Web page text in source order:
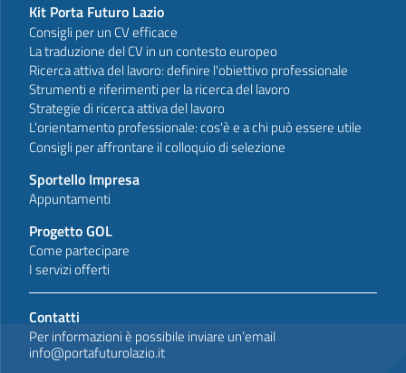
Kit Porta Futuro Lazio
Consigli per un CV efficace
La traduzione del CV in un contesto europeo
Ricerca attiva del lavoro: definire l'obiettivo professionale
Strumenti e riferimenti per la ricerca del lavoro
Strategie di ricerca attiva del lavoro
L'orientamento professionale: cos'è e a chi può essere utile
Consigli per affrontare il colloquio di selezione
Sportello Impresa
Appuntamenti
Progetto GOL
Come partecipare
I servizi offerti
Contatti
Per informazioni è possibile inviare un’email
info@portafuturolazio.it